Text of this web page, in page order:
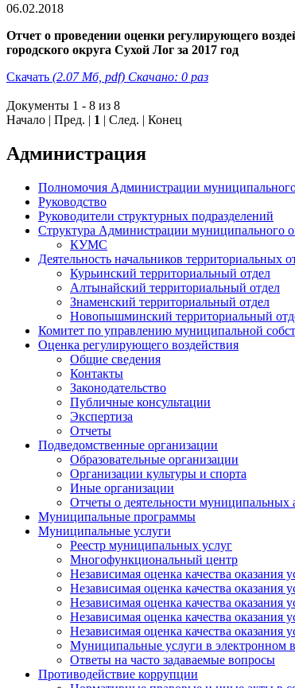
06.02.2018
Отчет о проведении оценки регулирующего
городского округа Сухой Лог за 2017 год
Скачать (2.07 Мб, pdf) Скачано: 0 раз
Документы 1 - 8 из 8
Начало | Пред. | 1 | След. | Конец
Администрация
Полномочия Администрации
Руководство
Руководители структурных подразделений
Структура Администрации муниципального
КУМС
Деятельность начальников территориальных
Курьинский территориальный отдел
Алтынайский территориальный отдел
Знаменский территориальный отдел
Новопышминский территориальный
Комитет по управлению муниципальной
Оценка регулирующего воздействия
Общие сведения
Контакты
Законодательство
Публичные консультации
Экспертиза
Отчеты
Подведомственные организации
Образовательные организации
Организации культуры и спорта
Иные организации
Отчеты о деятельности
Муниципальные программы
Муниципальные услуги
Реестр муниципальных услуг
Многофункциональный центр
Независимая оценка качества оказания
Независимая оценка качества оказания
Независимая оценка качества оказания
Независимая оценка качества
Независимая оценка качества оказания
Муниципальные услуги в электронном
Ответы на часто задаваемые вопросы
Противодействие коррупции